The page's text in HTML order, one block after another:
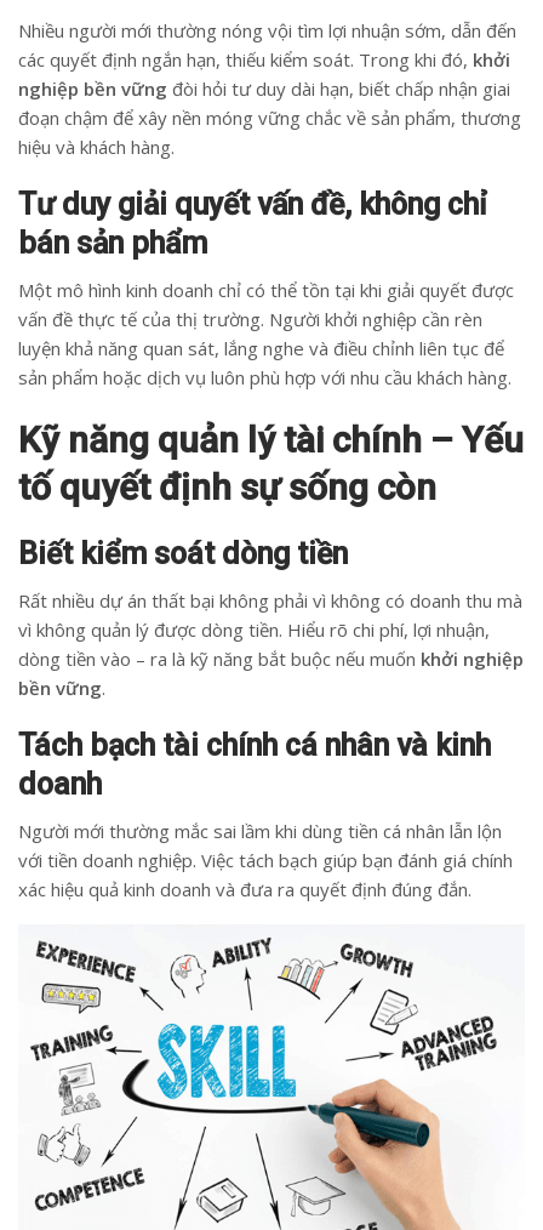
Nhiều người mới thường nóng vội tìm lợi nhuận sớm, dẫn đến
các quyết định ngắn hạn, thiếu kiểm soát. Trong khi đó, khởi
nghiệp bền vững đòi hỏi tư duy dài hạn, biết chấp nhận giai
đoạn chậm để xây nền móng vững chắc về sản phẩm, thương
hiệu và khách hàng.
Tư duy giải quyết vấn đề, không chỉ
bán sản phẩm
Một mô hình kinh doanh chỉ có thể tồn tại khi giải quyết được
vấn đề thực tế của thị trường. Người khởi nghiệp cần rèn
luyện khả năng quan sát, lắng nghe và điều chỉnh liên tục để
sản phẩm hoặc dịch vụ luôn phù hợp với nhu cầu khách hàng.
Kỹ năng quản lý tài chính – Yếu
tố quyết định sự sống còn
Biết kiểm soát dòng tiền
Rất nhiều dự án thất bại không phải vì không có doanh thu mà
vì không quản lý được dòng tiền. Hiểu rõ chi phí, lợi nhuận,
dòng tiền vào – ra là kỹ năng bắt buộc nếu muốn khởi nghiệp
bền vững.
Tách bạch tài chính cá nhân và kinh
doanh
Người mới thường mắc sai lầm khi dùng tiền cá nhân lẫn lộn
với tiền doanh nghiệp. Việc tách bạch giúp bạn đánh giá chính
xác hiệu quả kinh doanh và đưa ra quyết định đúng đắn.